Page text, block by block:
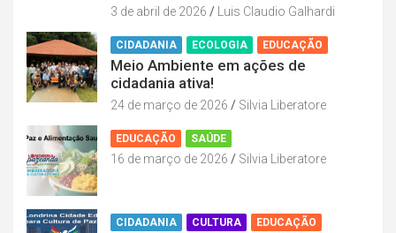
3 de abril de 2026 Luis Claudio Galhardi
CIDADANIA ECOLOGIA EDUCAÇÃO
Meio Ambiente em ações de
cidadania ativa!
24 de março de 2026 Silvia Liberatore
EDUCAÇÃO SAÚDE
16 de março de 2026 Silvia Liberatore
CIDADANIA CULTURA EDUCAÇÃO